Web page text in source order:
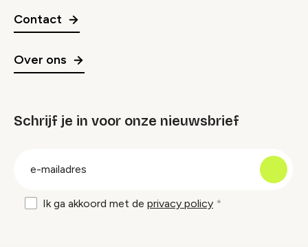
Contact
Over ons
Schrijf je in voor onze nieuwsbrief
Ik ga akkoord met de privacy policy